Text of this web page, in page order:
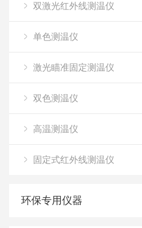
双激光红外线测温仪
单色测温仪
激光瞄准固定测温仪
双色测温仪
高温测温仪
固定式红外线测温仪
环保专用仪器